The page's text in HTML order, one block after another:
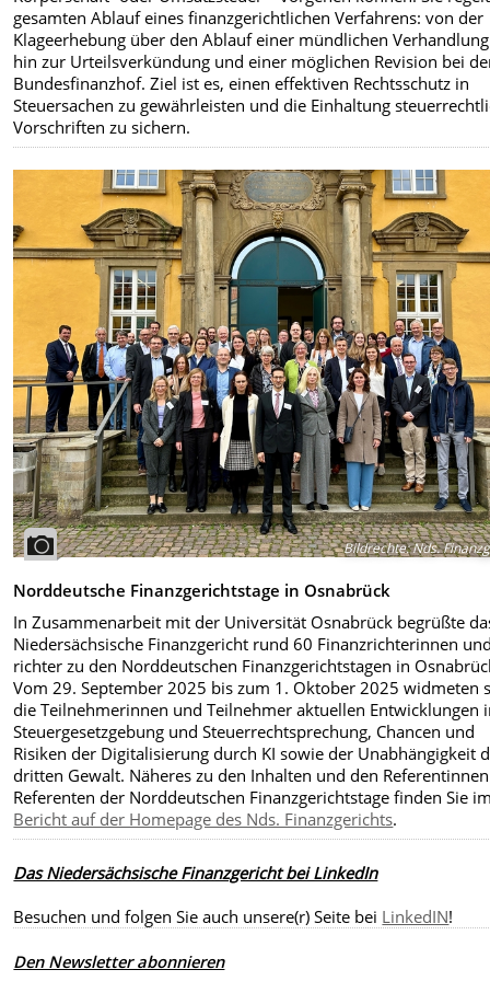
gesamten Ablauf eines finanzgerichtlichen Verfahrens: von der
Klageerhebung über den Ablauf einer mündlichen
hin zur Urteilsverkündung und einer möglichen Revision bei
Bundesfinanzhof. Ziel ist es, einen effektiven Rechtsschutz in
Steuersachen zu gewährleisten und die Einhaltung
Vorschriften zu sichern.
Bildrechte:Nds.
Norddeutsche Finanzgerichtstage in Osnabrück
In Zusammenarbeit mit der Universität Osnabrück begrüßte
Niedersächsische Finanzgericht rund 60 Finanzrichterinnen
richter zu den Norddeutschen Finanzgerichtstagen in
Vom 29. September 2025 bis zum 1. Oktober 2025 widmeten
die Teilnehmerinnen und Teilnehmer aktuellen Entwicklungen
Steuergesetzgebung und Steuerrechtsprechung, Chancen und
Risiken der Digitalisierung durch KI sowie der Unabhängigkeit
dritten Gewalt. Näheres zu den Inhalten und den
Referenten der Norddeutschen Finanzgerichtstage finden Sie
Bericht auf der Homepage des Nds. Finanzgerichts.
Das Niedersächsische Finanzgericht bei LinkedIn
Besuchen und folgen Sie auch unsere(r) Seite bei LinkedIN!
Den Newsletter abonnieren